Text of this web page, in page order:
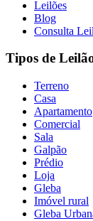
Leilões
Blog
Consulta
Tipos de
Terreno
Casa
Apartamento
Comercial
Sala
Galpão
Prédio
Loja
Gleba
Imóvel rural
Gleba